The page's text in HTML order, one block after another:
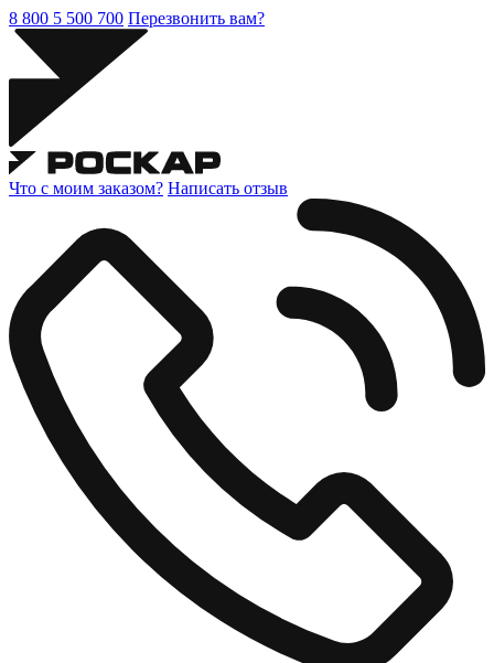
8 800 5 500 700 Перезвонить вам?
Что с моим заказом? Написать отзыв